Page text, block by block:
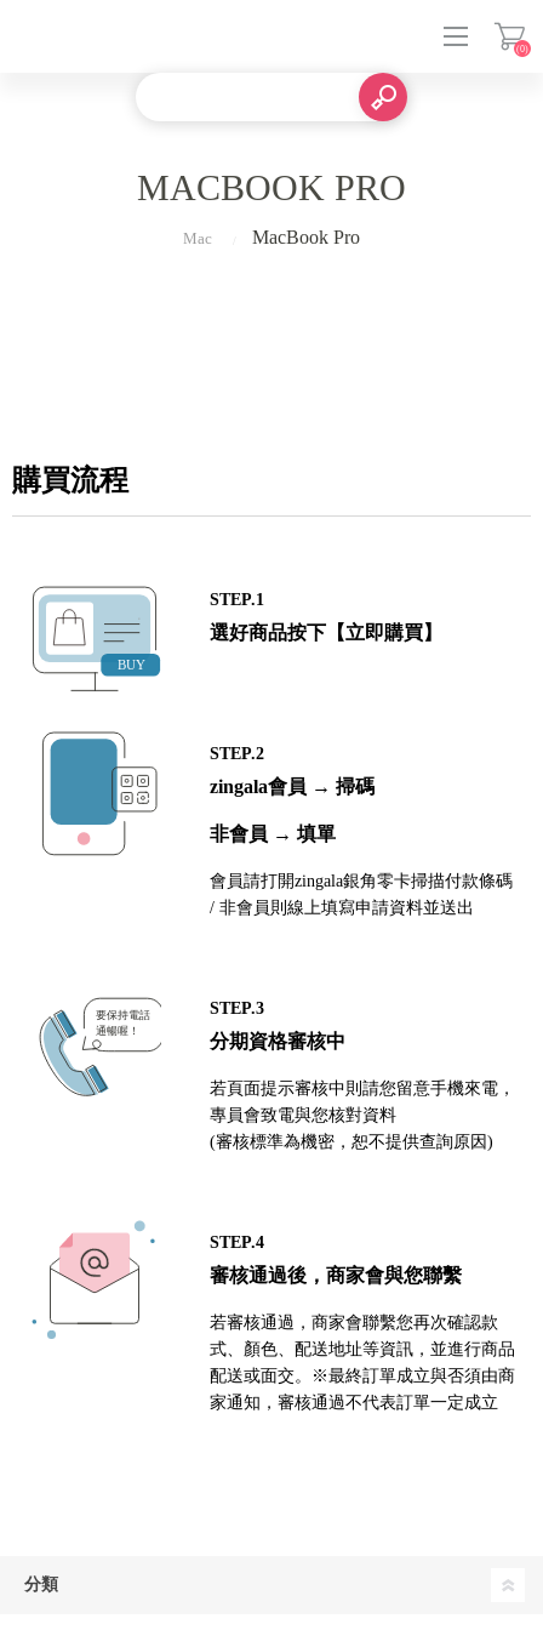
(0)
MACBOOK PRO
Mac MacBook Pro
購買流程
STEP.1
選好商品按下【立即購買】
STEP.2
zingala會員 → 掃碼
非會員 → 填單
會員請打開zingala銀角零卡掃描付款條碼
/ 非會員則線上填寫申請資料並送出
STEP.3
分期資格審核中
若頁面提示審核中則請您留意手機來電，
專員會致電與您核對資料
(審核標準為機密，恕不提供查詢原因)
STEP.4
審核通過後，商家會與您聯繫
若審核通過，商家會聯繫您再次確認款
式、顏色、配送地址等資訊，並進行商品
配送或面交。※最終訂單成立與否須由商
家通知，審核通過不代表訂單一定成立
分類